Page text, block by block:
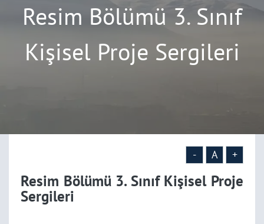
Resim Bölümü 3. Sınıf
Kişisel Proje Sergileri
- A +
Resim Bölümü 3. Sınıf Kişisel Proje
Sergileri